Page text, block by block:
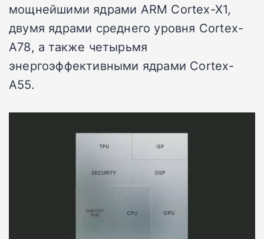
мощнейшими ядрами ARM Cortex-X1,
двумя ядрами среднего уровня Cortex-
A78, а также четырьмя
энергоэффективными ядрами Cortex-
A55.